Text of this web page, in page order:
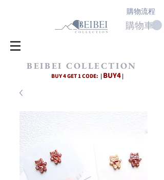
購物流程
購物車
BEIBEI COLLECTION
BUY 4 GET 1 CODE: | BUY4|